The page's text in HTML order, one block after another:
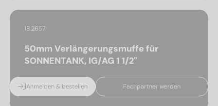
18.2657
50mm Verlängerungsmuffe für
SONNENTANK, IG/AG 1 1/2"
Anmelden & bestellen Fachpartner werden